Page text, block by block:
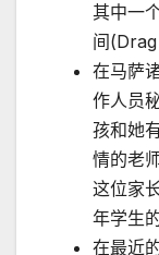
其中一
间
在马萨
作人员
孩和她
情的老
这位家
年学生
在最近